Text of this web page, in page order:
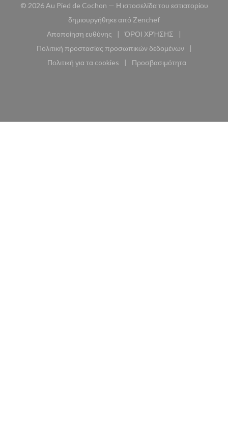
© 2026 Au Pied de Cochon — Η ιστοσελίδα του εστιατορίου
δημιουργήθηκε από Zenchef((ανοίγει σε νέο
Αποποίηση ευθύνης
((ανοίγει σε νέο παράθυρο))
ΌΡΟΙ ΧΡΉΣΗΣ
((ανοίγει σε νέο
Πολιτική προστασίας προσωπικών δεδομένων
((ανοίγει σε νέο παράθυρο))
Πολιτική για τα cookies
((ανοίγει σε νέο παράθυρο))
Προσβασιμότητα
((ανοίγει σε νέο